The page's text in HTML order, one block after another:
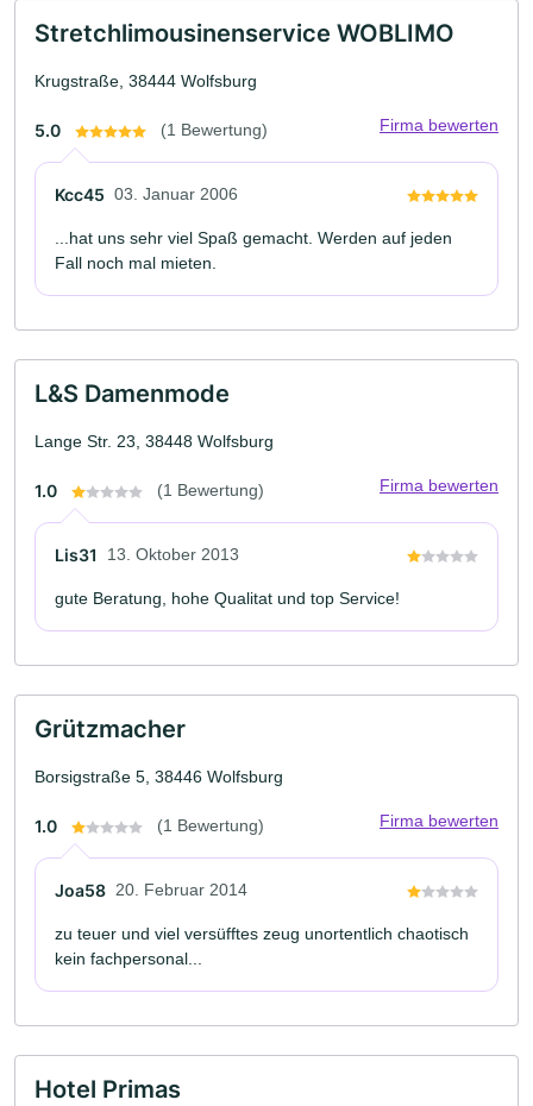
Stretchlimousinenservice WOBLIMO
Krugstraße, 38444 Wolfsburg
5.0 (1 Bewertung) Firma bewerten
Kcc45 03. Januar 2006
...hat uns sehr viel Spaß gemacht. Werden auf jeden
Fall noch mal mieten.
L&S Damenmode
Lange Str. 23, 38448 Wolfsburg
1.0 (1 Bewertung) Firma bewerten
Lis31 13. Oktober 2013
gute Beratung, hohe Qualitat und top Service!
Grützmacher
Borsigstraße 5, 38446 Wolfsburg
1.0 (1 Bewertung) Firma bewerten
Joa58 20. Februar 2014
zu teuer und viel versüfftes zeug unortentlich chaotisch
kein fachpersonal...
Hotel Primas